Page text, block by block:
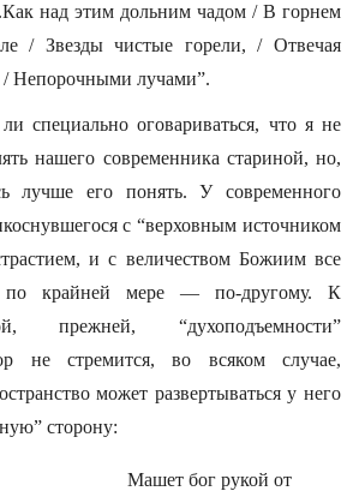
над этим дольним чадом / В горнем
/ Звезды чистые горели, / Отвечая
/ Непорочными лучами”.
специально оговариваться, что я не
нашего современника стариной, но,
лучше его понять. У современного
с “верховным источником
и с величеством Божиим все
по крайней мере — по-другому. К
прежней, “духоподъемности”
не стремится, во всяком случае,
может развертываться у него
сторону:
Машет бог рукой от